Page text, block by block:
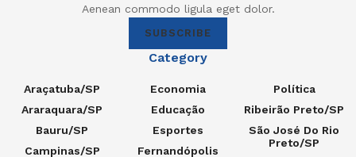
Aenean commodo ligula eget dolor.
SUBSCRIBE
Category
Araçatuba/SP
Araraquara/SP
Bauru/SP
Campinas/SP
Economia
Educação
Esportes
Fernandópolis
Política
Ribeirão Preto/SP
São José Do Rio
Preto/SP